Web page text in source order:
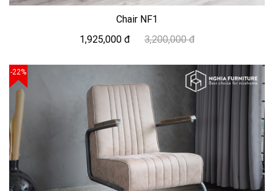
Chair NF1
1,925,000 đ
3,200,000 đ
-22%